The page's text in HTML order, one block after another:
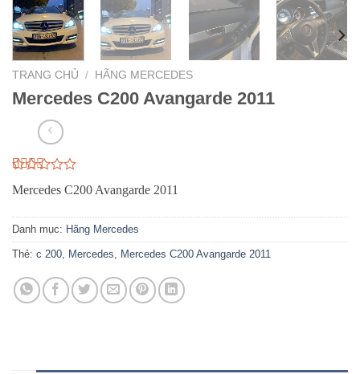
TRANG CHỦ / HÃNG MERCEDES
Mercedes C200 Avangarde 2011
2.51
trên 5
trên
47
đánh
giá
Mercedes C200 Avangarde 2011
Danh mục: Hãng Mercedes
Thẻ: c 200, Mercedes, Mercedes C200 Avangarde 2011